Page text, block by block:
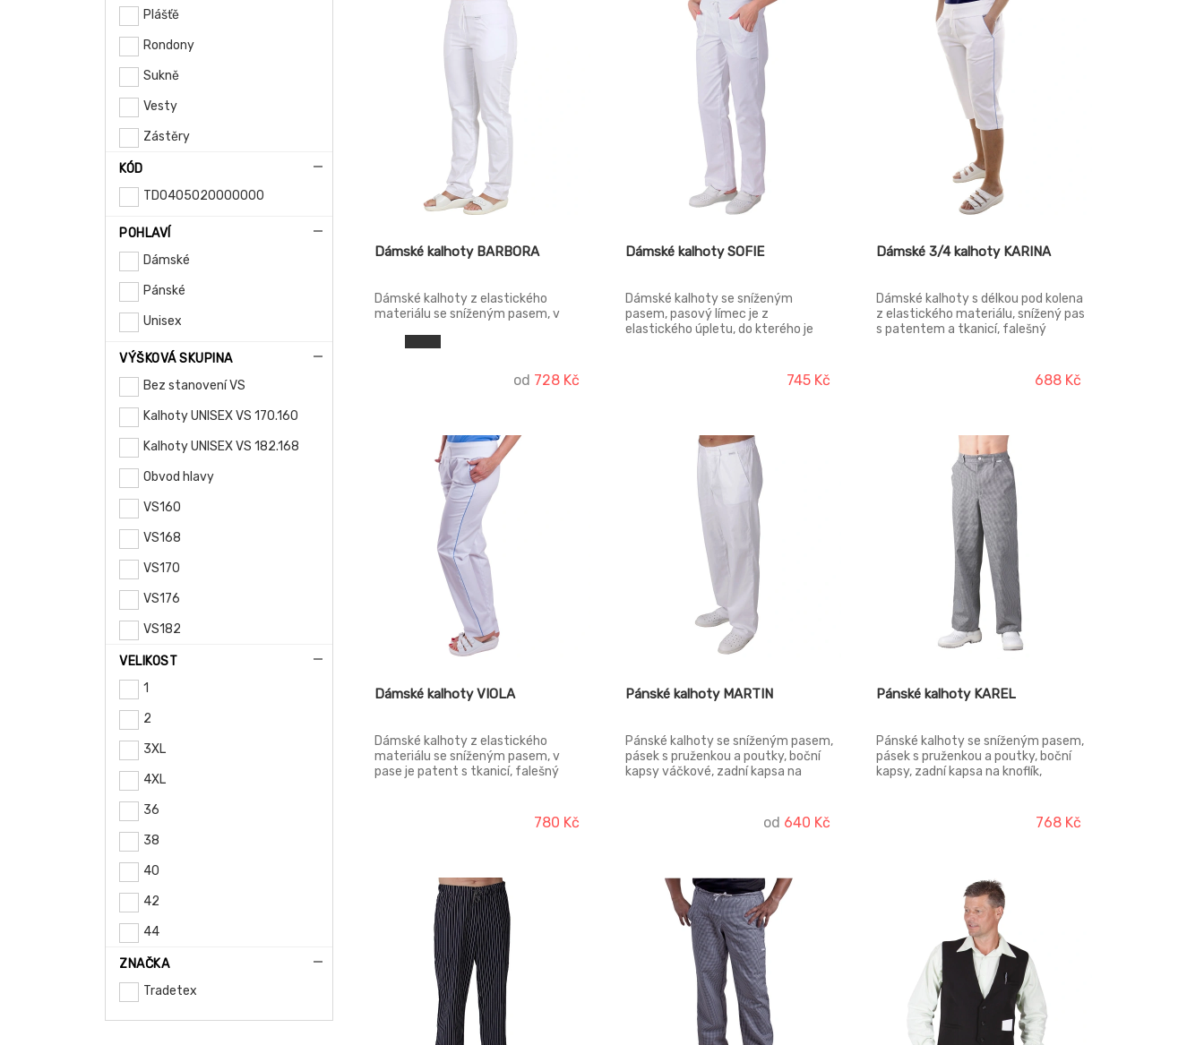
Plášťě
Rondony
Sukně
Vesty
Zástěry
KÓD
TD0405020000000
POHLAVÍ
Dámské
Pánské
Unisex
VÝŠKOVÁ SKUPINA
Bez stanovení VS
Kalhoty UNISEX VS 170.160
Kalhoty UNISEX VS 182.168
Obvod hlavy
VS160
VS168
VS170
VS176
VS182
VS185-neukončená délka
VS194
VELIKOST
1
2
3XL
4XL
36
38
40
42
44
46
48
50
ZNAČKA
Tradetex
Dámské kalhoty BARBORA
Dámské kalhoty z elastického
materiálu se sníženým pasem, v
od 728 Kč
Dámské kalhoty SOFIE
Dámské kalhoty se sníženým
pasem, pasový límec je z
elastického úpletu, do kterého je
do špičky, nakládané, v předním díle
745 Kč
Dámské 3/4 kalhoty KARINA
Dámské kalhoty s délkou pod kolena
z elastického materiálu, snížený pas
s patentem a tkanicí, falešný
688 Kč
Dámské kalhoty VIOLA
Dámské kalhoty z elastického
materiálu se sníženým pasem, v
pase je patent s tkanicí, falešný
780 Kč
Pánské kalhoty MARTIN
Pánské kalhoty se sníženým pasem,
pásek s pruženkou a poutky, boční
kapsy váčkové, zadní kapsa na
od 640 Kč
Pánské kalhoty KAREL
Pánské kalhoty se sníženým pasem,
pásek s pruženkou a poutky, boční
kapsy, zadní kapsa na knoflík,
768 Kč